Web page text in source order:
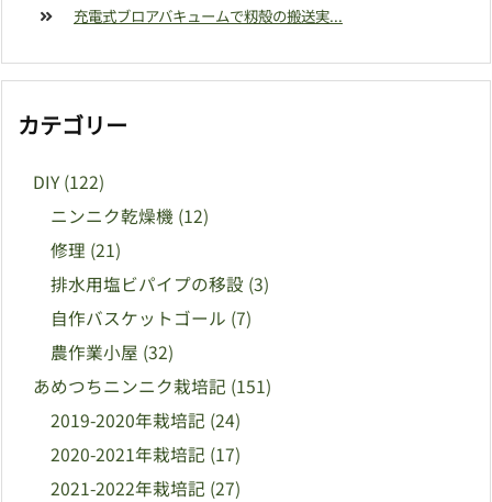
充電式ブロアバキュームで籾殻の搬送実...
カテゴリー
DIY (122)
ニンニク乾燥機 (12)
修理 (21)
排水用塩ビパイプの移設 (3)
自作バスケットゴール (7)
農作業小屋 (32)
あめつちニンニク栽培記 (151)
2019-2020年栽培記 (24)
2020-2021年栽培記 (17)
2021-2022年栽培記 (27)